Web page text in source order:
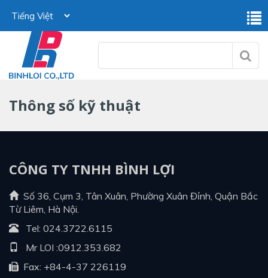
Thông số kỹ thuật
CÔNG TY TNHH BÌNH LỢI
Số 36, Cụm 3, Tân Xuân, Phường Xuân Đỉnh, Quận Bắc
Từ Liêm, Hà Nội.
Tel: 024.3722.6115
Mr LOI :0912.353.682
Fax: +84-4-37 226119